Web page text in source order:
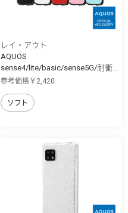
レイ・アウト
AQUOS
sense4/lite/basic/sense5G/耐衝...
参考価格￥2,420
ソフト